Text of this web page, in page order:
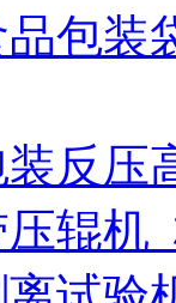
包装
反压
辊机